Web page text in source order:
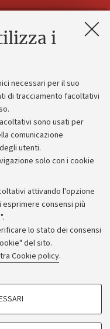
i
necessari per il suo
di tracciamento facoltativi
sono usati per
comunicazione
utenti.
solo con i cookie
attivando l'opzione
consensi più
lo stato dei consensi
del sito.
Cookie policy.